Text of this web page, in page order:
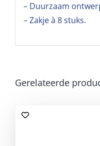
– Duurzaam
– Zakje à 8 stuks.
Gerelateerde